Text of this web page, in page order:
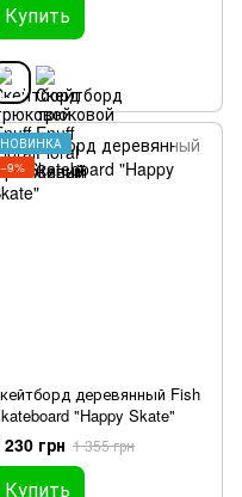
Купить
НОВИНКА
−9%
деревянный Fish
"Happy Skate"
230 грн 1 355 грн
Купить